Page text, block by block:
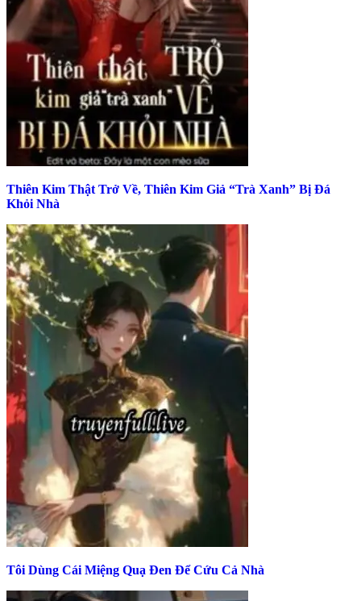
Thiên Kim Thật Trở Về, Thiên Kim Giả “Trà Xanh” Bị Đá
Khỏi Nhà
Tôi Dùng Cái Miệng Quạ Đen Để Cứu Cả Nhà